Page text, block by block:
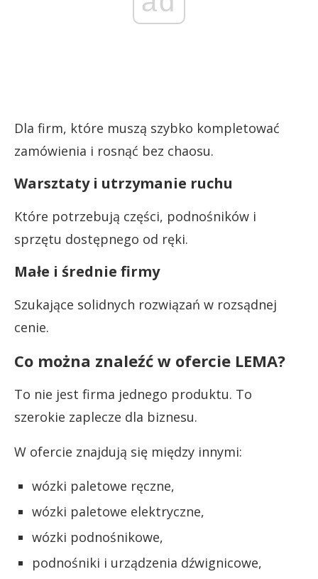
Dla firm, które muszą szybko kompletować
zamówienia i rosnąć bez chaosu.
Warsztaty i utrzymanie ruchu
Które potrzebują części, podnośników i
sprzętu dostępnego od ręki.
Małe i średnie firmy
Szukające solidnych rozwiązań w rozsądnej
cenie.
Co można znaleźć w ofercie LEMA?
To nie jest firma jednego produktu. To
szerokie zaplecze dla biznesu.
W ofercie znajdują się między innymi:
wózki paletowe ręczne,
wózki paletowe elektryczne,
wózki podnośnikowe,
podnośniki i urządzenia dźwignicowe,